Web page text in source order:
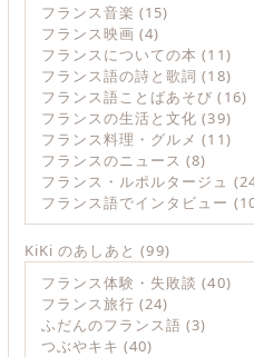
フランス音楽 (15)
フランス映画 (4)
フランスについての本 (11)
フランス語の詩と歌詞 (18)
フランス語ことばあそび (16)
フランスの生活と文化 (39)
フランス料理・グルメ (11)
フランスのニュース (8)
フランス・ルポルタージュ
フランス語でインタビュー
KiKi のあしあと (99)
フランス体験・失敗談 (40)
フランス旅行 (24)
ふだんのフランス語 (3)
つぶやキキ (40)